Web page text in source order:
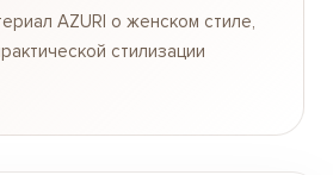
AZURI о женском стиле,
стилизации